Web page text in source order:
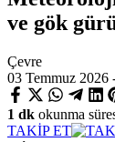
ve gök
Çevre
03 Temmuz 2026
1 dk okunma
TAKİP ET